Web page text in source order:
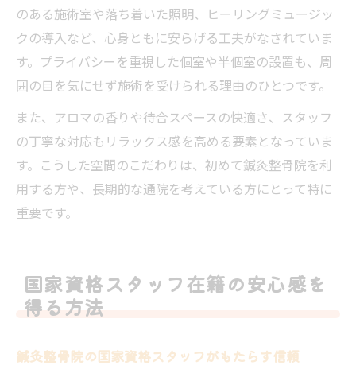
のある施術室や落ち着いた照明、ヒーリングミュージッ
クの導入など、心身ともに安らげる工夫がなされていま
す。プライバシーを重視した個室や半個室の設置も、周
囲の目を気にせず施術を受けられる理由のひとつです。
また、アロマの香りや待合スペースの快適さ、スタッフ
の丁寧な対応もリラックス感を高める要素となっていま
す。こうした空間のこだわりは、初めて鍼灸整骨院を利
用する方や、長期的な通院を考えている方にとって特に
重要です。
国家資格スタッフ在籍の安心感を
得る方法
鍼灸整骨院の国家資格スタッフがもたらす信頼